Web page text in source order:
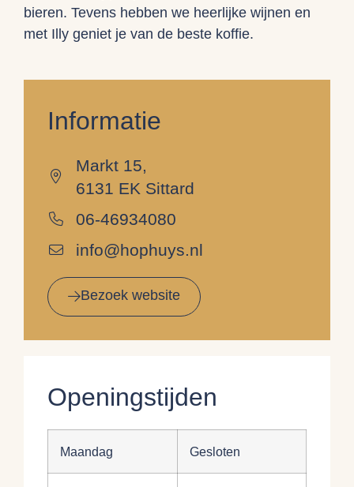
bieren. Tevens hebben we heerlijke wijnen en
met Illy geniet je van de beste koffie.
Informatie
Markt 15,
6131 EK Sittard
06-46934080
info@hophuys.nl
Bezoek website
Openingstijden
Maandag Gesloten